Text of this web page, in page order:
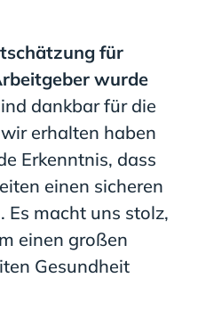
für
wurde
dankbar für die
erhalten haben
Erkenntnis, dass
einen sicheren
Es macht uns stolz,
einen großen
Gesundheit